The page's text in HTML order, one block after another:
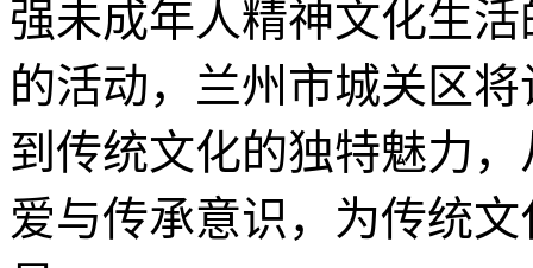
强未成年人精神文化生
的活动，兰州市城关区
到传统文化的独特魅力
爱与传承意识，为传统